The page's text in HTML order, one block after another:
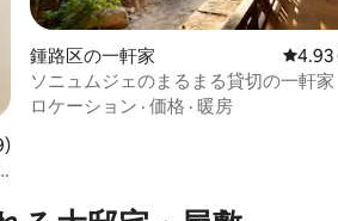
件、5つ星中4.93つ星の平均評価
鍾路区の一軒家 レビ
4.93
ソニュムジェのまるまる貸切の一軒家
ロケーション · 価格 · 暖房